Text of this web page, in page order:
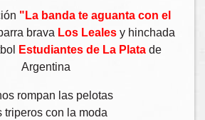
"La banda te aguanta con el
brava Los Lealesy hinchada
Estudiantes de La Plata de
Argentina
rompan las pelotas
triperos con la moda